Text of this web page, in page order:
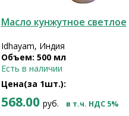
Масло кунжутное светлое
Idhayam, Индия
Объем: 500 мл
Есть в наличии
Цена(за 1шт.):
568.00 руб. в т.ч. НДС 5%